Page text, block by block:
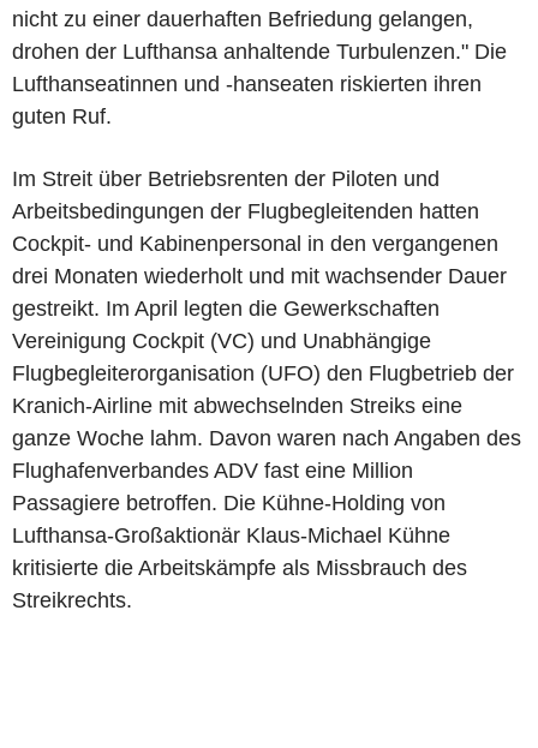
nicht zu einer dauerhaften Befriedung gelangen,
drohen der Lufthansa anhaltende Turbulenzen." Die
Lufthanseatinnen und -hanseaten riskierten ihren
guten Ruf.
Im Streit über Betriebsrenten der Piloten und
Arbeitsbedingungen der Flugbegleitenden hatten
Cockpit- und Kabinenpersonal in den vergangenen
drei Monaten wiederholt und mit wachsender Dauer
gestreikt. Im April legten die Gewerkschaften
Vereinigung Cockpit (VC) und Unabhängige
Flugbegleiterorganisation (UFO) den Flugbetrieb der
Kranich-Airline mit abwechselnden Streiks eine
ganze Woche lahm. Davon waren nach Angaben des
Flughafenverbandes ADV fast eine Million
Passagiere betroffen. Die Kühne-Holding von
Lufthansa-Großaktionär Klaus-Michael Kühne
kritisierte die Arbeitskämpfe als Missbrauch des
Streikrechts.